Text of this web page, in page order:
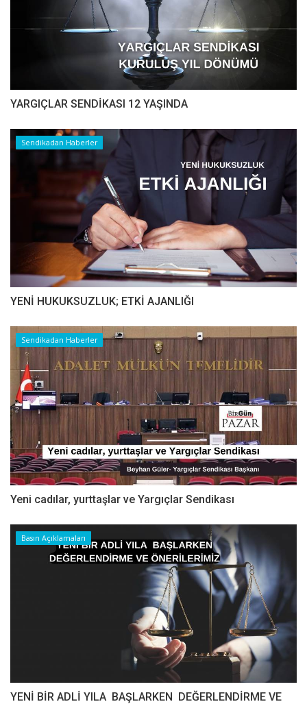
YARGIÇLAR SENDİKASI 12 YAŞINDA
Sendikadan Haberler
YENİ HUKUKSUZLUK; ETKİ AJANLIĞI
Sendikadan Haberler
Yeni cadılar, yurttaşlar ve Yargıçlar Sendikası
Basın Açıklamaları
YENİ BİR ADLİ YILA BAŞLARKEN DEĞERLENDİRME VE